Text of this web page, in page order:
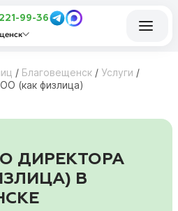
99-36
/ Благовещенск / Услуги /
(как физлица)
ДИРЕКТОРА
В